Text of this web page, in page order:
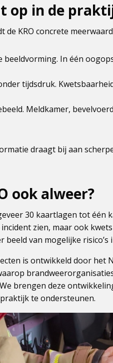
op in de
de KRO concrete
beeldvorming. In één
tijdsdruk.
Meldkamer,
draagt bij aan
ook alweer?
30 kaartlagen tot
zien, maar ook
van mogelijke risico’s
is ontwikkeld door het
brengen deze
te ondersteunen.